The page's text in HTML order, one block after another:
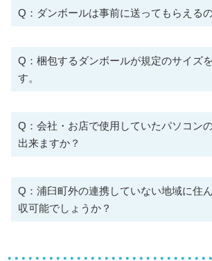
Q：ダンボールは事前に送ってもらえる
Q：梱包するダンボールが規定のサイズ
す。
Q：会社・お店で使用していたパソコン
出来ますか？
Q：浦臼町外の連携していない地域に住
収可能でしょうか？